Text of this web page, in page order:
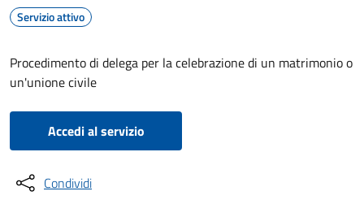
Servizio attivo
Procedimento di delega per la celebrazione di un matrimonio o
un'unione civile
Accedi al servizio
Condividi